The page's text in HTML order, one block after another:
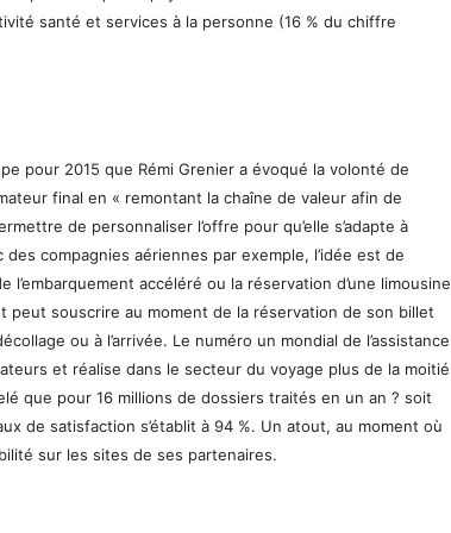
santé et services à la personne (16 % du chiffre
pour 2015 que Rémi Grenier a évoqué la volonté de
final en « remontant la chaîne de valeur afin de
de personnaliser l’offre pour qu’elle s’adapte à
compagnies aériennes par exemple, l’idée est de
accéléré ou la réservation d’une limousine
peut souscrire au moment de la réservation de son billet
ou à l’arrivée. Le numéro un mondial de l’assistance
et réalise dans le secteur du voyage plus de la moitié
que pour 16 millions de dossiers traités en un an ? soit
de satisfaction s’établit à 94 %. Un atout, au moment où
sur les sites de ses partenaires.